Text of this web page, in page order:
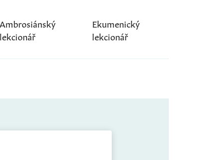
Ambrosiánský
lekcionář
Ekumenický
lekcionář